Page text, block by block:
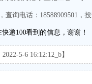
查询电话：18588909501，
递100看到的信息，谢谢！
5-6 16:12:12_b】